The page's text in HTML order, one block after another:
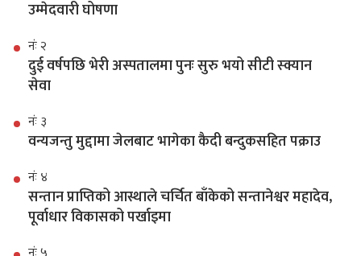
उम्मेदवारी घोषणा
नंः २
दुई वर्षपछि भेरी अस्पतालमा पुनः सुरु भयो सीटी स्क्यान
सेवा
नंः ३
वन्यजन्तु मुद्दामा जेलबाट भागेका कैदी बन्दुकसहित पक्राउ
नंः ४
सन्तान प्राप्तिको आस्थाले चर्चित बाँकेको सन्तानेश्वर महादेव,
पूर्वाधार विकासको पर्खाइमा